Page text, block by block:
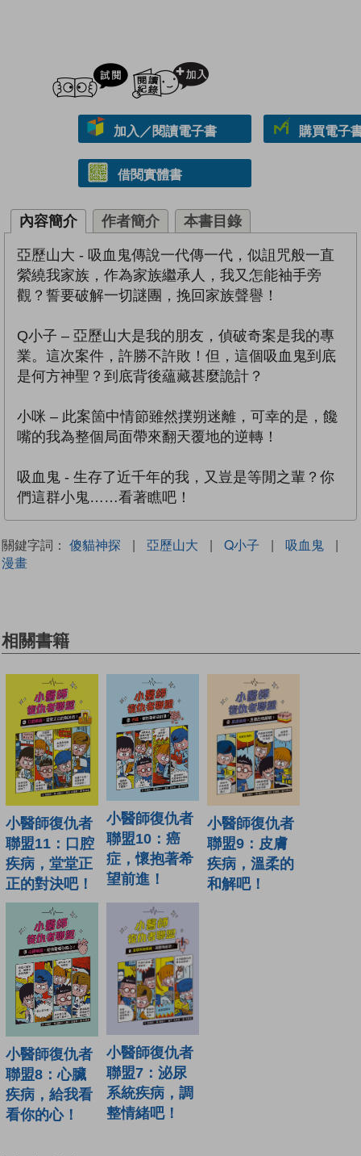
試閲
加入／閱讀電子書 購買電子
借閱實體書
內容簡介 作者簡介 本書目錄
亞歷山大 - 吸血鬼傳說一代傳一代，似詛咒般一直
縈繞我家族，作為家族繼承人，我又怎能袖手旁
觀？誓要破解一切謎團，挽回家族聲譽！
Q小子 – 亞歷山大是我的朋友，偵破奇案是我的專
業。這次案件，許勝不許敗！但，這個吸血鬼到底
是何方神聖？到底背後蘊藏甚麼詭計？
小咪 – 此案箇中情節雖然撲朔迷離，可幸的是，饞
嘴的我為整個局面帶來翻天覆地的逆轉！
吸血鬼 - 生存了近千年的我，又豈是等閒之輩？你
們這群小鬼……看著瞧吧！
關鍵字詞： 傻貓神探 | 亞歷山大 | Q小子 | 吸血鬼
|
漫畫
相關書籍
小醫師復仇者
聯盟11：口腔
疾病，堂堂正
正的對決吧！
小醫師復仇者
聯盟10：癌
症，懷抱著希
望前進！
小醫師復仇者
聯盟9：皮膚
疾病，溫柔的
和解吧！
小醫師復仇者
聯盟8：心臟
疾病，給我看
看你的心！
小醫師復仇者
聯盟7：泌尿
系統疾病，調
整情緒吧！